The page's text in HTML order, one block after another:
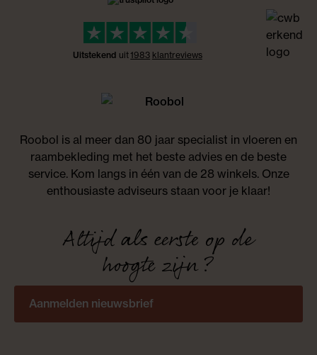
Roobol is al meer dan 80 jaar specialist in vloeren en
raambekleding met het beste advies en de beste
service. Kom langs in één van de 28 winkels. Onze
enthousiaste adviseurs staan voor je klaar!
Altijd als eerste op de
hoogte zijn?
Aanmelden nieuwsbrief
Uitstekend uit 1983 klantreviews